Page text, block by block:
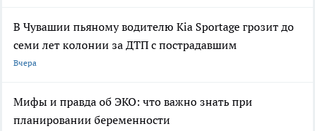
В Чувашии пьяному водителю Kia Sportage грозит до
семи лет колонии за ДТП с пострадавшим
Вчера
Мифы и правда об ЭКО: что важно знать при
планировании беременности